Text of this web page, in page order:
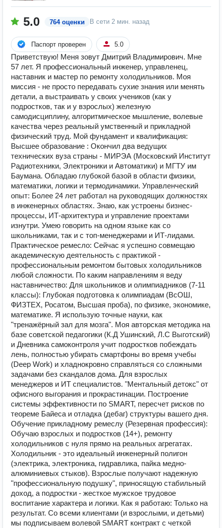
5.0 764 оценки В сети 2 мин. назад
Паспорт проверен 5.0
Приветствую! Меня зовут Дмитрий Владимирович. Мне
57 лет. Я профессиональный инженер, управленец,
наставник и мастер по ремонту холодильников. Моя
миссия - не просто передавать сухие знания или менять
детали, а выстраивать у своих учеников (как у
подростков, так и у взрослых) железную
самодисциплину, алгоритмическое мышление, волевые
качества через реальный умственный и прикладной
физический труд. Мой фундамент и квалификация:
Высшее образование : Окончил два ведущих
технических вуза страны - МИРЭА (Московский Институт
Радиотехники, Электроники и Автоматики) и МГТУ им
Баумана. Обладаю глубокой базой в области физики,
математики, логики и термодинамики. Управленческий
опыт: Более 24 лет работал на руководящих должностях
в инженерных областях. Знаю, как устроены бизнес-
процессы, ИТ-архитектура и управление проектами
изнутри. Умею говорить на одном языке как со
школьниками, так и с топ-менеджерами и ИТ-лидами.
Практическое ремесло: Сейчас я успешно совмещаю
академическую деятельность с практикой -
профессиональным ремонтом бытовых холодильников
любой сложности. По каким направлениям я веду
наставничество: Для школьников и олимпиадников (7-11
классы): Глубокая подготовка к олимпиадам (ВсОШ,
ФИЗТЕХ, Росатом, Высшая проба), по физике, экономике,
математике. Я использую точные науки, как
"тренажёрный зал для мозга". Моя авторская методика на
базе советской педагогики (К.Д Ушинский, Л.С Выготский)
и Дневника самоконтроля учит подростков побеждать
лень, полностью убирать смартфоны во время учебы
(Deep Work) и хладнокровно справляться со сложными
задачами без скандалов дома. Для взрослых
менеджеров и ИТ специалистов. "Ментальный детокс" от
офисного выгорания и прокрастинации. Построение
системы эффективности по SMART, пересчет рисков по
теореме Байеса и отладка (дебаг) структуры вашего дня.
Обучение прикладному ремеслу (Резервная профессия):
Обучаю взрослых и подростков (14+), ремонту
холодильников с нуля прямо на реальных агрегатах.
Холодильник - это идеальный инженерный полигон
(электрика, электроника, гидравлика, пайка медно-
алюминиевых стыков). Взрослые получают надежную
"профессиональную подушку", приносящую стабильный
доход, а подростки - жесткое мужское трудовое
воспитание характера и логики. Как я работаю: Только на
результат. Со всеми клиентами (и взрослыми, и детьми)
мы подписываем волевой SMART контракт с четкой